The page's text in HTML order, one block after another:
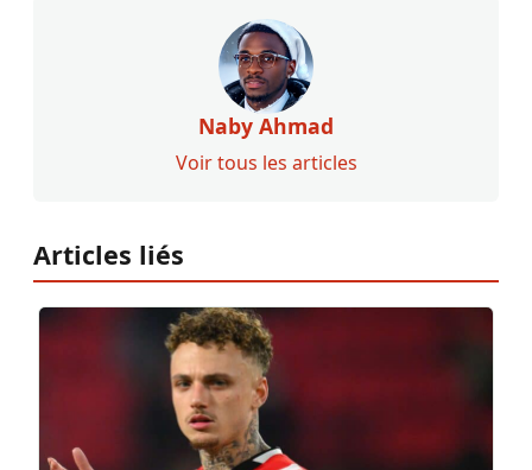
Naby Ahmad
Voir tous les articles
Articles liés